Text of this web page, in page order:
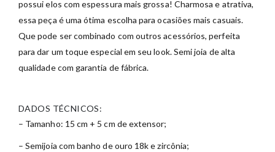
possui elos com espessura mais grossa! Charmosa e atrativa,
essa peça é uma ótima escolha para ocasiões mais casuais.
Que pode ser combinado com outros acessórios, perfeita
para dar um toque especial em seu look. Semi joia de alta
qualidade com garantia de fábrica.
DADOS TÉCNICOS:
– Tamanho: 15 cm + 5 cm de extensor;
– Semijoia com banho de ouro 18k e zircônia;